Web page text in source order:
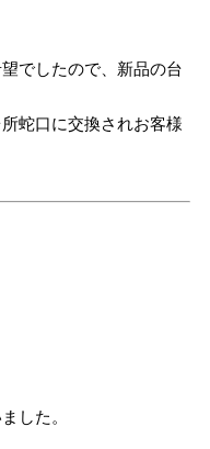
でしたので、新品の台
蛇口に交換されお客様
した。